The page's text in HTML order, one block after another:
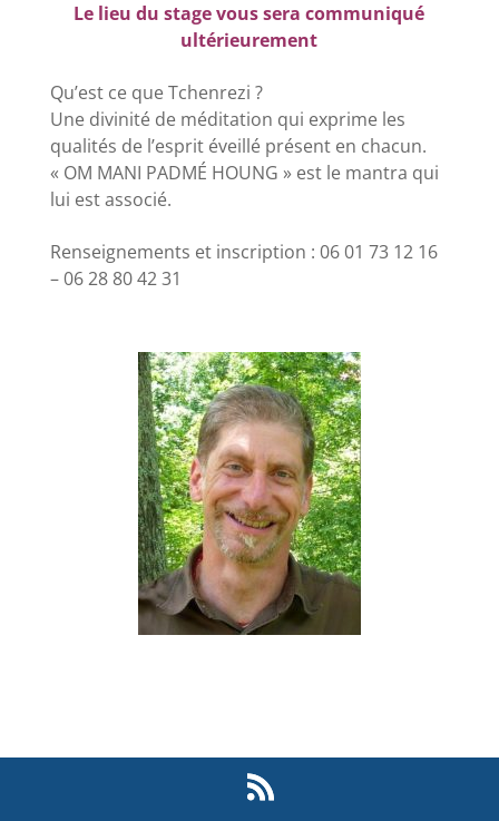
Le lieu du stage vous sera communiqué
ultérieurement
Qu’est ce que Tchenrezi ?
Une divinité de méditation qui exprime les
qualités de l’esprit éveillé présent en chacun.
« OM MANI PADMÉ HOUNG » est le mantra qui
lui est associé.
Renseignements et inscription : 06 01 73 12 16
– 06 28 80 42 31